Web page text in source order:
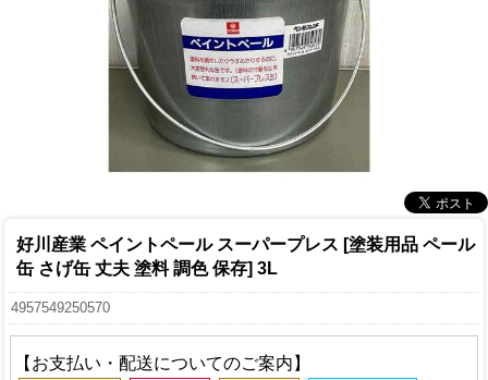
好川産業 ペイントペール スーパープレス [塗装用品 ペール
缶 さげ缶 丈夫 塗料 調色 保存] 3L
4957549250570
【お支払い・配送についてのご案内】